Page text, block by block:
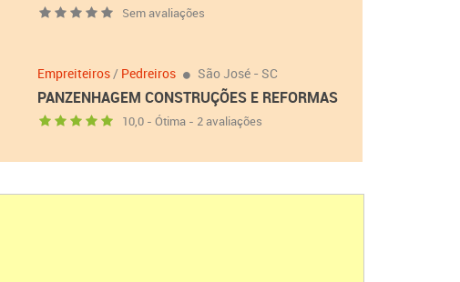
Sem avaliações
Empreiteiros/ Pedreiros São José - SC
PANZENHAGEM CONSTRUÇÕES E REFORMAS
10,0 - Ótima - 2 avaliações